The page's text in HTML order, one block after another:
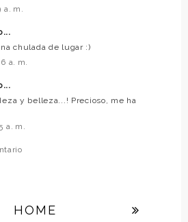
a. m.
chulada de lugar :)
a. m.
y belleza...! Precioso, me ha
a. m.
HOME